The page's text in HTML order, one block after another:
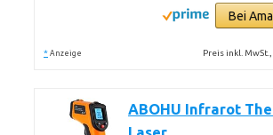
Bei
* Anzeige Preis inkl.
ABOHU Infrarot